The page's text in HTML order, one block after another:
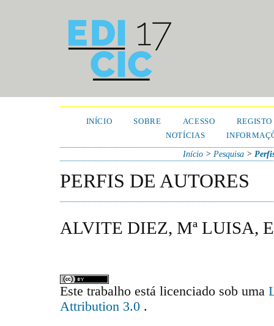
INÍCIO SOBRE ACESSO
REGISTO
NOTÍCIAS
Início >Pesquisa >
PERFIS DE AUTORES
ALVITE DIEZ, Mª LUISA,
Este trabalho está licenciado sob uma
Attribution 3.0 .